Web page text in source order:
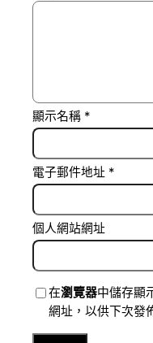
顯示名稱 *
電子郵件地址 *
個人網站網址
在瀏覽器中儲存顯
網址，以供下次發